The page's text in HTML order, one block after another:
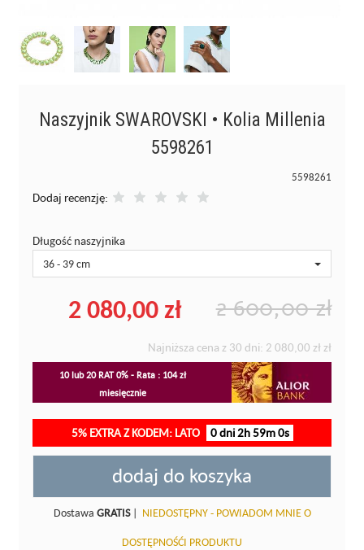
Naszyjnik SWAROVSKI • Kolia Millenia
5598261
5598261
Dodaj recenzję:
Długość naszyjnika
36 - 39 cm
2 600,00 zł
2 080,00 zł
Najniższa cena z 30 dni: 2 080,00 zł zł
10 lub 20 RAT 0% - Rata : 104 zł
miesięcznie
5% EXTRA Z KODEM: LATO 0 dni 2h 59m 0s
dodaj do koszyka
Dostawa GRATIS| NIEDOSTĘPNY - POWIADOM MNIE O
DOSTĘPNOŚĆI PRODUKTU